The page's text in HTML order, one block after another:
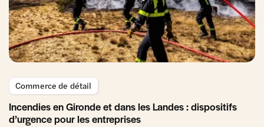
Commerce de détail
Incendies en Gironde et dans les Landes : dispositifs
d’urgence pour les entreprises